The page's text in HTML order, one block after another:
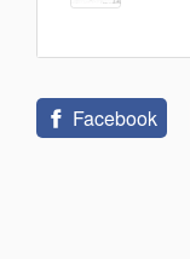
Facebook